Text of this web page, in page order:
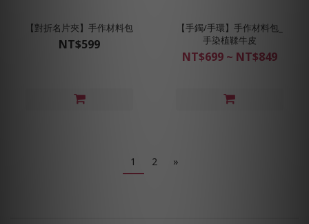
【對折名片夾】手作材料包
NT$599
【手鐲/手環】手作材料包_
手染植鞣牛皮
NT$699 ~ NT$849
1 2 »